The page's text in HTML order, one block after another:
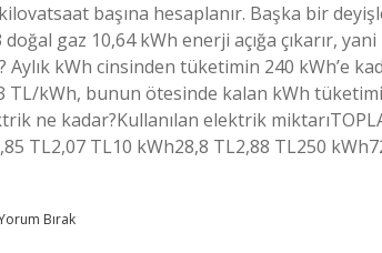
başına hesaplanır. Başka bir
gaz 10,64 kWh enerji açığa çıkarır,
Aylık kWh cinsinden tüketimin 240 kWh’e
TL/kWh, bunun ötesinde kalan kWh
ne kadar?Kullanılan elektrik
TL2,07 TL10 kWh28,8 TL2,88 TL250
Bırak